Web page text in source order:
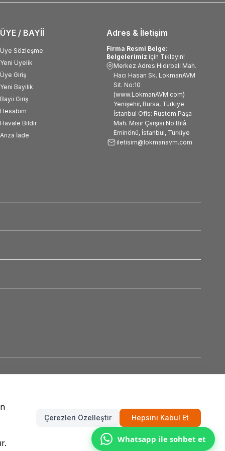
Whatsapp ile sohbet et
Adres & İletişim
Firma Resmi Belge:
Belgelerimiz için Tıklayın!
Merkez Adres:Hıdırbali Mah.
Hacı Hasan Sk. LokmanAVM
Sit. No:10
(www.LokmanAVM.com)
Yenişehir, Bursa, Türkiye
İstanbul Ofis: Rüstem Paşa
Mah. Mısır Çarşısı No:Bilâ
Eminönü, İstanbul, Türkiye
iletisim@lokmanavm.com
ÜYE / BAYİİ
Üye Sözleşme
Yeni Üyelik
Üye Giriş
Yeni Bayilik
Bayii Giriş
Hesabım
Havale Bildir
Arıza İade
Çerezleri Özelleştir Hepsini Kabul Et